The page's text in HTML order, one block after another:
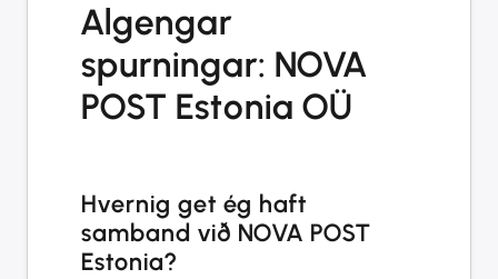
Algengar
spurningar: NOVA
POST Estonia OÜ
Hvernig get ég haft
samband við NOVA POST
Estonia?